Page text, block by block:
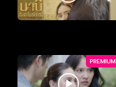
PREMIUM